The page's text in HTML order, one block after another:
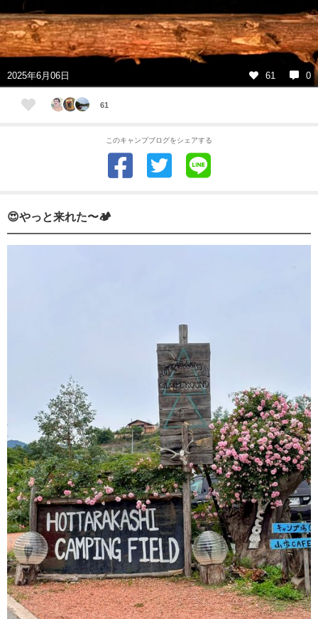
2025年6月06日 61 0
61
このキャンプブログをシェアする
😍やっと来れた〜🏕️